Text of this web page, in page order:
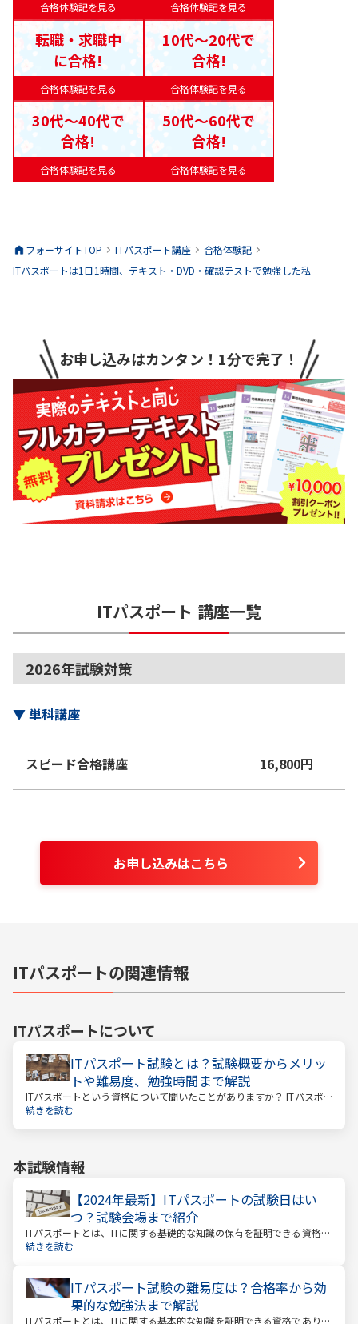
合格体験記を見る 合格体験記を見る
合格体験記を見る
転職・求職中
に合格!
合格体験記を見る
10代〜20代で
合格!
合格体験記を見る
30代〜40代で
合格!
合格体験記を見る
50代〜60代で
合格!
フォーサイトTOP ITパスポート講座
合格体験記
ITパスポートは1日1時間、テキスト・DVD・確認テストで勉強した私
お申し込みはカンタン！1分で完了！
ITパスポート 講座一覧
2026年試験対策
▼単科講座
スピード合格講座 16,800円
お申し込みはこちら
ITパスポートの関連情報
ITパスポートについて
ITパスポート試験とは？試験概要からメリッ
トや難易度、勉強時間まで解説
ITパスポートという資格について聞いたことがありますか？ ITパスポ
ートといっても、海外旅行に関する資格ではありません。
続きを読む
本試験情報
【2024年最新】ITパスポートの試験日はい
つ？試験会場まで紹介
ITパスポートとは、ITに関する基礎的な知識の保有を証明できる資格で
す。IT関連の仕事に就いている方やIT系企業で働く方のほか、すべての
続きを読む
ITパスポート試験の難易度は？合格率から効
果的な勉強法まで解説
ITパスポートとは、ITに関する基本的な知識を証明できる資格であり、